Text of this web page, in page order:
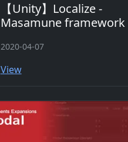
【Unity】Localize -
Masamune framework
2020-04-07
View